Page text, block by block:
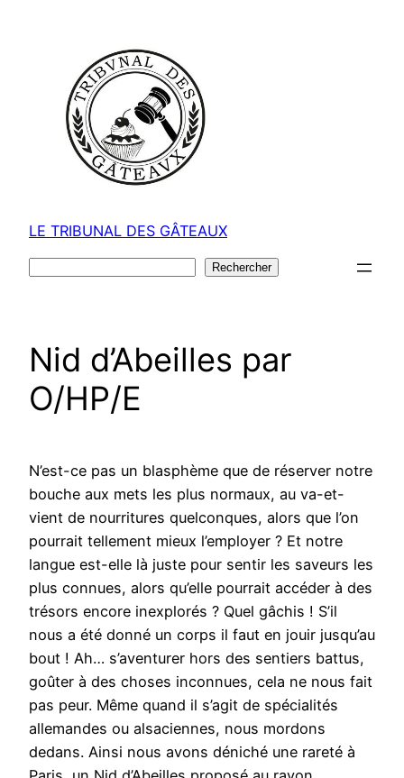
LE TRIBUNAL DES GÂTEAUX
Rechercher
Nid d’Abeilles par
O/HP/E
N’est-ce pas un blasphème que de réserver notre
bouche aux mets les plus normaux, au va-et-
vient de nourritures quelconques, alors que l’on
pourrait tellement mieux l’employer ? Et notre
langue est-elle là juste pour sentir les saveurs les
plus connues, alors qu’elle pourrait accéder à des
trésors encore inexplorés ? Quel gâchis ! S’il
nous a été donné un corps il faut en jouir jusqu’au
bout ! Ah… s’aventurer hors des sentiers battus,
goûter à des choses inconnues, cela ne nous fait
pas peur. Même quand il s’agit de spécialités
allemandes ou alsaciennes, nous mordons
dedans. Ainsi nous avons déniché une rareté à